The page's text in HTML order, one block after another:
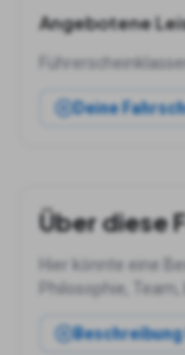
Angebotene
Deine
Über diese
Hier könnte eine
Philosophie,